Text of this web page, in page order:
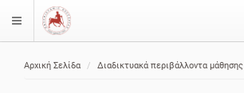
$langMenu
Αρχική Σελίδα Διαδικτυακά περιβάλλοντα μάθησης